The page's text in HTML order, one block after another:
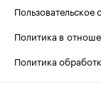
Пользовательское
Политика в
Политика